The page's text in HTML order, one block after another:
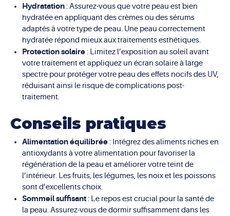
Hydratation: Assurez-vous que votre peau est bien
hydratée en appliquant des crèmes ou des sérums
adaptés à votre type de peau. Une peau correctement
hydratée répond mieux aux traitements esthétiques.
Protection solaire: Limitez l’exposition au soleil avant
votre traitement et appliquez un écran solaire à large
spectre pour protéger votre peau des effets nocifs des UV,
réduisant ainsi le risque de complications post-
traitement.
Conseils pratiques
Alimentation équilibrée: Intégrez des aliments riches en
antioxydants à votre alimentation pour favoriser la
régénération de la peau et améliorer votre teint de
l’intérieur. Les fruits, les légumes, les noix et les poissons
sont d’excellents choix.
Sommeil suffisant: Le repos est crucial pour la santé de
la peau. Assurez-vous de dormir suffisamment dans les